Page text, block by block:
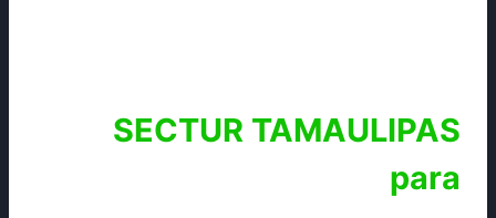
SECTUR TAMAULIPAS
para